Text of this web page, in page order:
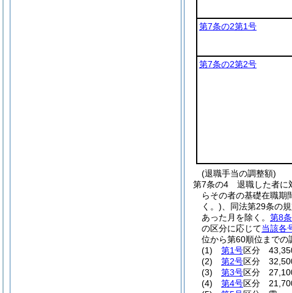
第7条の2第1号
第7条の2第2号
(退職手当の調整額)
第7条の4
退職した者に
らその者の基礎在職期
く。) 、同法第29条の
あった月を除く。 第8
の区分に応じて当該各
位から第60順位までの
(1)
第1号区分
(2)
第2号区分
(3)
第3号区分
(4)
第4号区分